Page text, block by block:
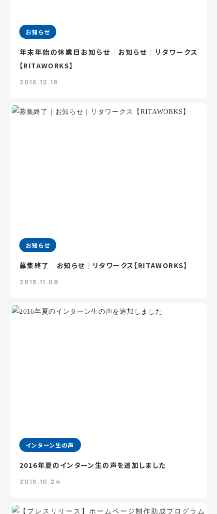
お知らせ
年末年始の休業日お知らせ｜お知らせ｜リタワークス
【RITAWORKS】
2016.12.16
お知らせ
募集終了｜お知らせ｜リタワークス【RITAWORKS】
2016.11.08
インターン生の声
2016年夏のインターン生の声を追加しました
2016.10.24